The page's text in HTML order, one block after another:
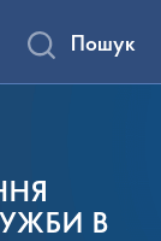
В
Пошук